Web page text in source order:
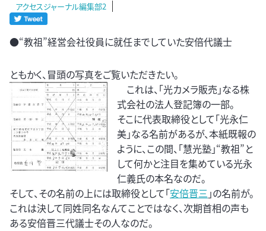
アクセスジャーナル編集部2
●“教祖”経営会社役員に就任までしていた安倍代議士
ともかく、冒頭の写真をご覧いただきたい。
これは、「光カメラ販売」なる株
式会社の法人登記簿の一部。
そこに代表取締役として「光永仁
美」なる名前があるが、本紙既報の
ように、この間、「慧光塾」“教祖”と
して何かと注目を集めている光永
仁義氏の本名なのだ。
そして、その名前の上には取締役として「安倍晋三 」の名前が。
これは決して同姓同名なんてことではなく、次期首相の声も
ある安倍晋三代議士その人なのだ。